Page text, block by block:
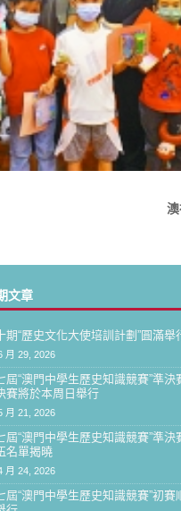
文章
期“歷史文化大使培訓計劃”圓滿舉
月 29, 2026
屆“澳門中學生歷史知識競賽”準決
賽將於本周日舉行
月 21, 2026
屆“澳門中學生歷史知識競賽”準決
名單揭曉
月 24, 2026
屆“澳門中學生歷史知識競賽”初賽